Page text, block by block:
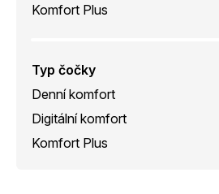
Komfort Plus
Typ čočky
Denní komfort
Digitální komfort
Komfort Plus